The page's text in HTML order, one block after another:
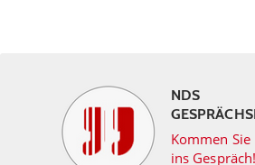
NDS
Kommen
ins Gespräch!